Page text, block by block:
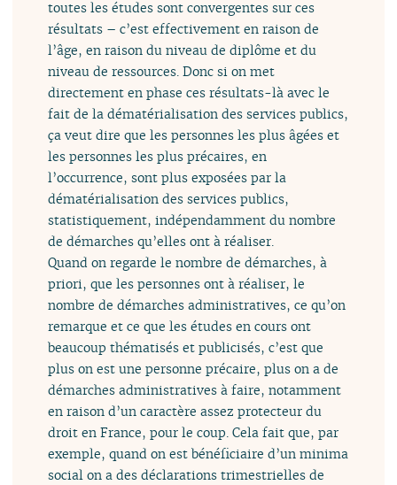
toutes les études sont convergentes sur ces
résultats – c’est effectivement en raison de
l’âge, en raison du niveau de diplôme et du
niveau de ressources. Donc si on met
directement en phase ces résultats-là avec le
fait de la dématérialisation des services publics,
ça veut dire que les personnes les plus âgées et
les personnes les plus précaires, en
l’occurrence, sont plus exposées par la
dématérialisation des services publics,
statistiquement, indépendamment du nombre
de démarches qu’elles ont à réaliser.
Quand on regarde le nombre de démarches, à
priori, que les personnes ont à réaliser, le
nombre de démarches administratives, ce qu’on
remarque et ce que les études en cours ont
beaucoup thématisés et publicisés, c’est que
plus on est une personne précaire, plus on a de
démarches administratives à faire, notamment
en raison d’un caractère assez protecteur du
droit en France, pour le coup. Cela fait que, par
exemple, quand on est bénéficiaire d’un minima
social on a des déclarations trimestrielles de